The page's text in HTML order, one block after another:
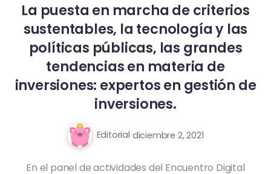
La puesta en marcha de criterios
sustentables, la tecnología y las
políticas públicas, las grandes
tendencias en materia de
inversiones: expertos en gestión de
inversiones.
Editorial diciembre 2, 2021
En el panel de actividades del Encuentro Digital